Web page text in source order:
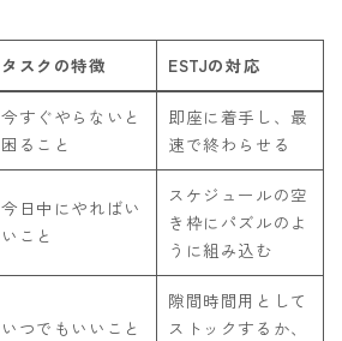
タスクの特徴 ESTJの対応
今すぐやらないと
困ること
即座に着手し、最
速で終わらせる
今日中にやればい
いこと
スケジュールの空
き枠にパズルのよ
うに組み込む
いつでもいいこと
隙間時間用として
ストックするか、